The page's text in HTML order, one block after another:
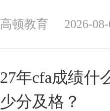
高顿教育 2026-
27年cfa成绩什
少分及格？